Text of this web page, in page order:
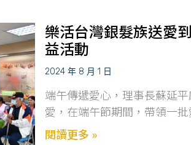
樂活台灣銀髮族送愛
益活動
2024 年 8 月 1 日
端午傳遞愛心，理事長蘇延
愛，在端午節期間，帶領一批
閱讀更多 »